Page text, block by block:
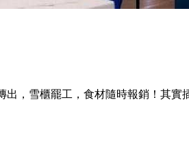
，雪櫃罷工，食材隨時報銷！其實